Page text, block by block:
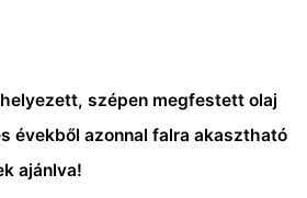
szépen megfestett olaj
évekből azonnal falra akasztható
ajánlva!